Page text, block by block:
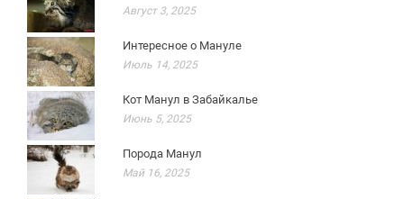
Август 3, 2025
Интересное о Мануле
Июль 14, 2025
Кот Манул в Забайкалье
Июнь 5, 2025
Порода Манул
Май 16, 2025